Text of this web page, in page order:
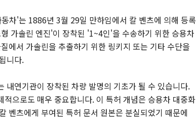
차'는 1886년 3월 29일 만하임에서 칼 벤츠에 의해 등록
가솔린 엔진'이 장착된 '1~4인'을 수송하기 위한 승용차
에서 가솔린을 추출하기 위한 링키지 또는 기타 수단을
니다.
내연기관이 장착된 차량 발명의 기초가 될 수 있습니다.
으로도 매우 중요합니다. 이 특허 개념은 승용차 대중화
벤츠에게 부여된 특허 문서 원본은 분실되었기 때문에